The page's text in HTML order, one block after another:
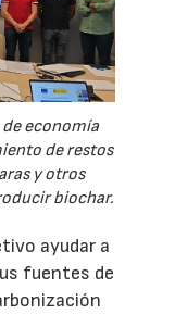
economía
de restos
y otros
biochar.
ayudar a
fuentes de